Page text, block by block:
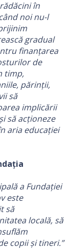
în
noi nu-l
gradual
finanțarea
de
timp,
părinții,
să
implicării
să acționeze
aria educației
a Fundației
este
să
locală, să
copii și tineri.”